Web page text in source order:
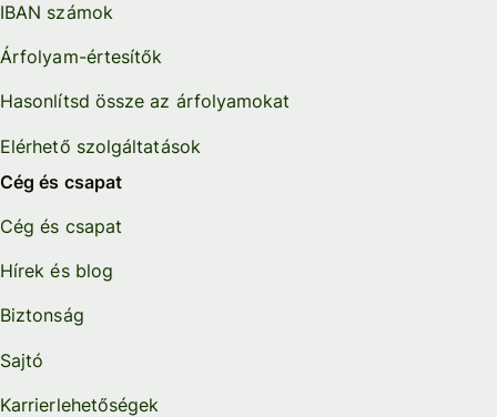
IBAN számok
Árfolyam-értesítők
Hasonlítsd össze az árfolyamokat
Elérhető szolgáltatások
Cég és csapat
Cég és csapat
Hírek és blog
Biztonság
Sajtó
Karrierlehetőségek